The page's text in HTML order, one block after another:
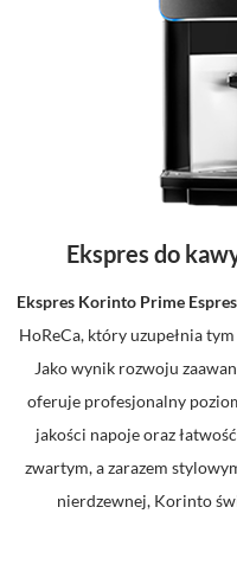
Ekspres do
Ekspres Korinto Prime
HoReCa, który uzupełnia
Jako wynik rozwoju
oferuje profesjonalny
jakości napoje oraz
zwartym, a zarazem
nierdzewnej, Korinto